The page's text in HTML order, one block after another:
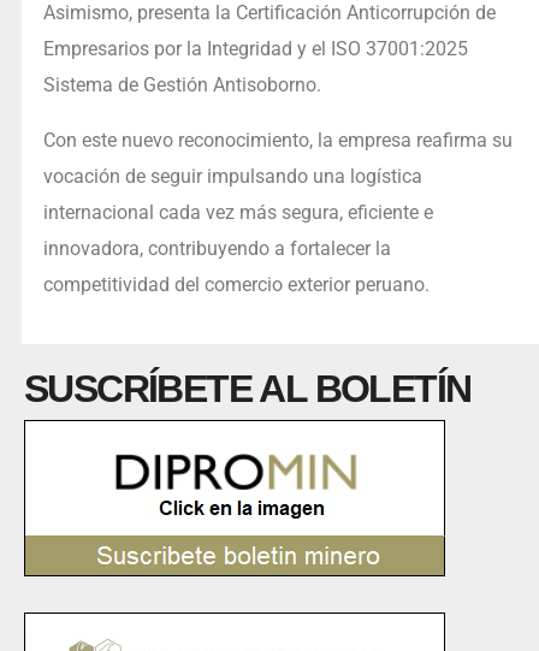
Asimismo, presenta la Certificación Anticorrupción de
Empresarios por la Integridad y el ISO 37001:2025
Sistema de Gestión Antisoborno.
Con este nuevo reconocimiento, la empresa reafirma su
vocación de seguir impulsando una logística
internacional cada vez más segura, eficiente e
innovadora, contribuyendo a fortalecer la
competitividad del comercio exterior peruano.
SUSCRÍBETE AL BOLETÍN